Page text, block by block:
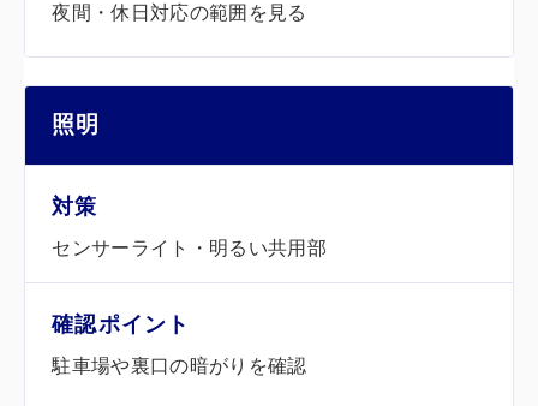
夜間・休日対応の範囲を見る
照明
センサーライト・明るい共用部
駐車場や裏口の暗がりを確認